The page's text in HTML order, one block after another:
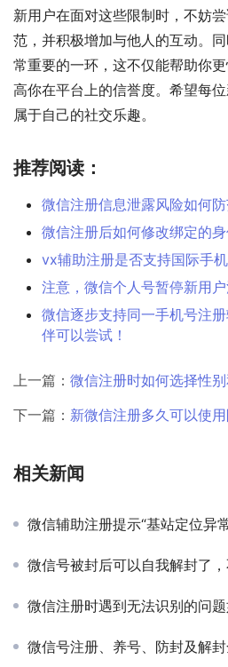
新用户在面对这些限制时，不妨
范，并积极增加与他人的互动。
常重要的一环，这不仅能帮助你
高你在平台上的信誉度。希望每
属于自己的社交乐趣。
推荐阅读：
微信注册信息泄露风险如何防
微信注册后如何修改绑定的
vx辅助注册是否支持国际手
注意，微信个人号暂停新用
微信逐步支持同一手机号注
伴可以尝试！
上一篇： 微信注册时如何选择性
下一篇： 新微信注册多久可以使
相关新闻
微信辅助注册提示“基站定位异
微信号被封后可以自我解封了，不用别
微信注册时遇到无法识别的问
微信号注册、养号、防封及解